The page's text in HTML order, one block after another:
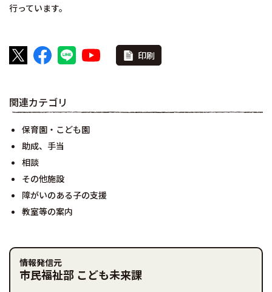
行っています。
印刷
関連カテゴリ
保育園・こども園
助成、手当
相談
その他施設
障がいのある子の支援
教室等の案内
情報発信元
市民福祉部 こども未来課